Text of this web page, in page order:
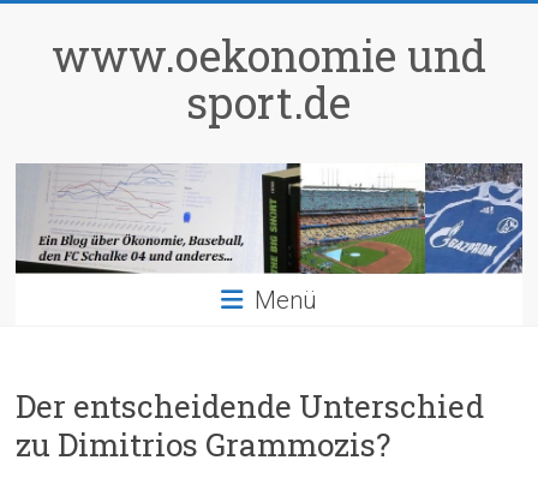
springenwww.oekonomie und
sport.de
Menü
Der entscheidende Unterschied
zu Dimitrios Grammozis?